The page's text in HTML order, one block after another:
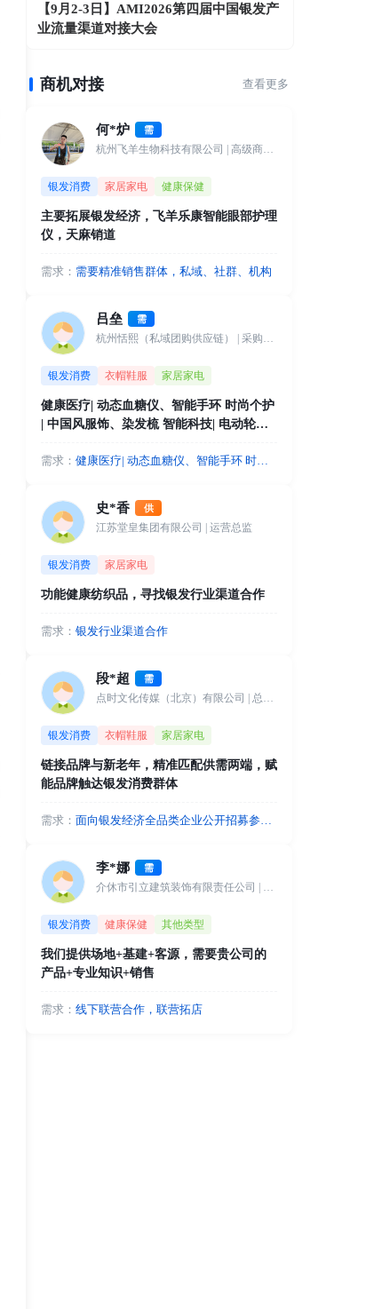
【9月2-3日】AMI2026第四届中国银发产
业流量渠道对接大会
商机对接 查看更多
何*炉 需
杭州飞羊生物科技有限公司 | 高级商务经理
银发消费 家居家电 健康保健
主要拓展银发经济，飞羊乐康智能眼部护理
仪，天麻销道
需求： 需要精准销售群体，私域、社群、机构
吕垒 需
杭州恬熙（私域团购供应链） | 采购总监
银发消费 衣帽鞋服 家居家电
健康医疗| 动态血糖仪、智能手环 时尚个护
| 中国风服饰、染发梳 智能科技| 电动轮
需求： 健康医疗| 动态血糖仪、智能手环 时尚
史*香 供
江苏堂皇集团有限公司 | 运营总监
银发消费 家居家电
功能健康纺织品，寻找银发行业渠道合作
需求： 银发行业渠道合作
段*超 需
点时文化传媒（北京）有限公司 | 总经理
银发消费 衣帽鞋服 家居家电
链接品牌与新老年，精准匹配供需两端，赋
能品牌触达银发消费群体
需求： 面向银发经济全品类企业公开招募参展
等相关品牌。诚邀各企业入驻参展，依
托 IP 流量与线下场景，直面高价值新老
占银发市场先机。
李*娜 需
介休市引立建筑装饰有限责任公司 | 行政助理
银发消费 健康保健 其他类型
我们提供场地+基建+客源，需要贵公司的
产品+专业知识+销售
需求： 线下联营合作，联营拓店